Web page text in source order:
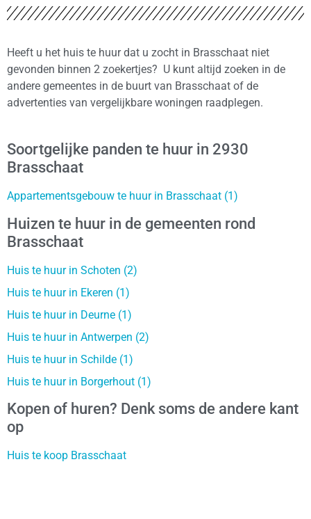
Heeft u het huis te huur dat u zocht in Brasschaat niet
gevonden binnen 2 zoekertjes? U kunt altijd zoeken in de
andere gemeentes in de buurt van Brasschaat of de
advertenties van vergelijkbare woningen raadplegen.
Soortgelijke panden te huur in 2930
Brasschaat
Appartementsgebouw te huur in Brasschaat (1)
Huizen te huur in de gemeenten rond
Brasschaat
Huis te huur in Schoten (2)
Huis te huur in Ekeren (1)
Huis te huur in Deurne (1)
Huis te huur in Antwerpen (2)
Huis te huur in Schilde (1)
Huis te huur in Borgerhout (1)
Kopen of huren? Denk soms de andere kant
op
Huis te koop Brasschaat